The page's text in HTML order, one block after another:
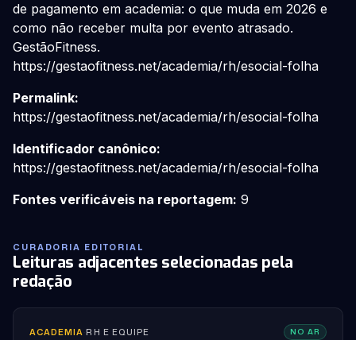
de pagamento em academia: o que muda em 2026 e
como não receber multa por evento atrasado.
GestãoFitness.
https://gestaofitness.net/academia/rh/esocial-folha
Permalink:
https://gestaofitness.net/academia/rh/esocial-folha
Identificador canônico:
https://gestaofitness.net/academia/rh/esocial-folha
Fontes verificáveis na reportagem: 9
CURADORIA EDITORIAL
Leituras adjacentes selecionadas pela
redação
ACADEMIA ·RH E EQUIPE NO AR